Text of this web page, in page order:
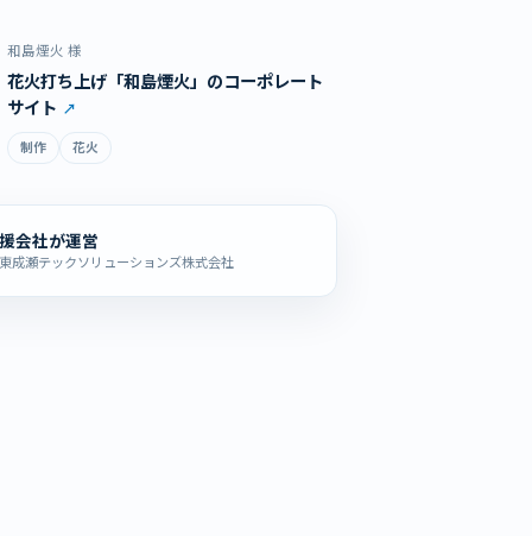
和島煙火 様
花火打ち上げ「和島煙火」のコーポレート
サイト
制作 花火
会社が運営
成瀬テックソリューションズ株式会社